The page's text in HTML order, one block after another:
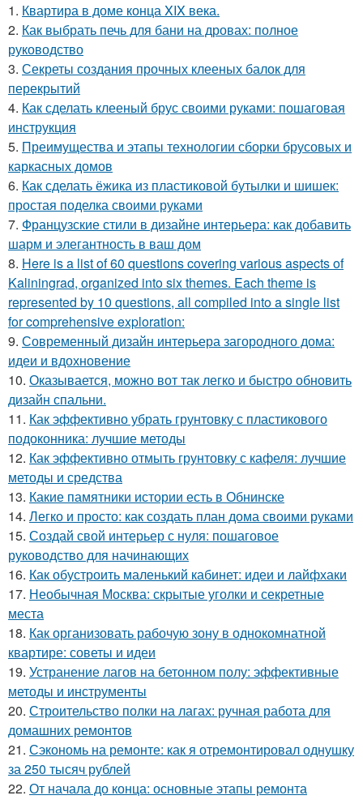
1. Квартира в доме конца XIX века.
2. Как выбрать печь для бани на дровах: полное
руководство
3. Секреты создания прочных клееных балок для
перекрытий
4. Как сделать клееный брус своими руками: пошаговая
инструкция
5. Преимущества и этапы технологии сборки брусовых и
каркасных домов
6. Как сделать ёжика из пластиковой бутылки и шишек:
простая поделка своими руками
7. Французские стили в дизайне интерьера: как добавить
шарм и элегантность в ваш дом
8. Here is a list of 60 questions covering various aspects of
Kaliningrad, organized into six themes. Each theme is
represented by 10 questions, all compiled into a single list
for comprehensive exploration:
9. Современный дизайн интерьера загородного дома:
идеи и вдохновение
10. Оказывается, можно вот так легко и быстро обновить
дизайн спальни.
11. Как эффективно убрать грунтовку с пластикового
подоконника: лучшие методы
12. Как эффективно отмыть грунтовку с кафеля: лучшие
методы и средства
13. Какие памятники истории есть в Обнинске
14. Легко и просто: как создать план дома своими руками
15. Создай свой интерьер с нуля: пошаговое
руководство для начинающих
16. Как обустроить маленький кабинет: идеи и лайфхаки
17. Необычная Москва: скрытые уголки и секретные
места
18. Как организовать рабочую зону в однокомнатной
квартире: советы и идеи
19. Устранение лагов на бетонном полу: эффективные
методы и инструменты
20. Строительство полки на лагах: ручная работа для
домашних ремонтов
21. Сэкономь на ремонте: как я отремонтировал однушку
за 250 тысяч рублей
22. От начала до конца: основные этапы ремонта